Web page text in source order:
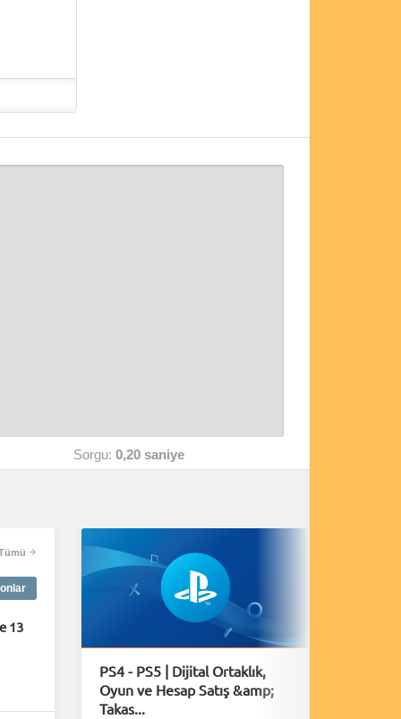
Sorgu: 0,20 saniye
13
PS4 - PS5 | Dijital Ortaklık,
Oyun ve Hesap Satış &amp;
Takas...